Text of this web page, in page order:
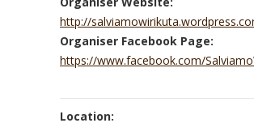
http://
Organiser Facebook Page:
https://www.facebook.com/
Location: